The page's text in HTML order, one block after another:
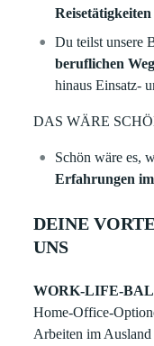
Reisetätigkeiten
Du teilst unsere
beruflichen
hinaus Einsatz-
DAS WÄRE
Schön wäre es,
Erfahrungen
DEINE
UNS
WORK-LIFE-
Home-Office-
Arbeiten im